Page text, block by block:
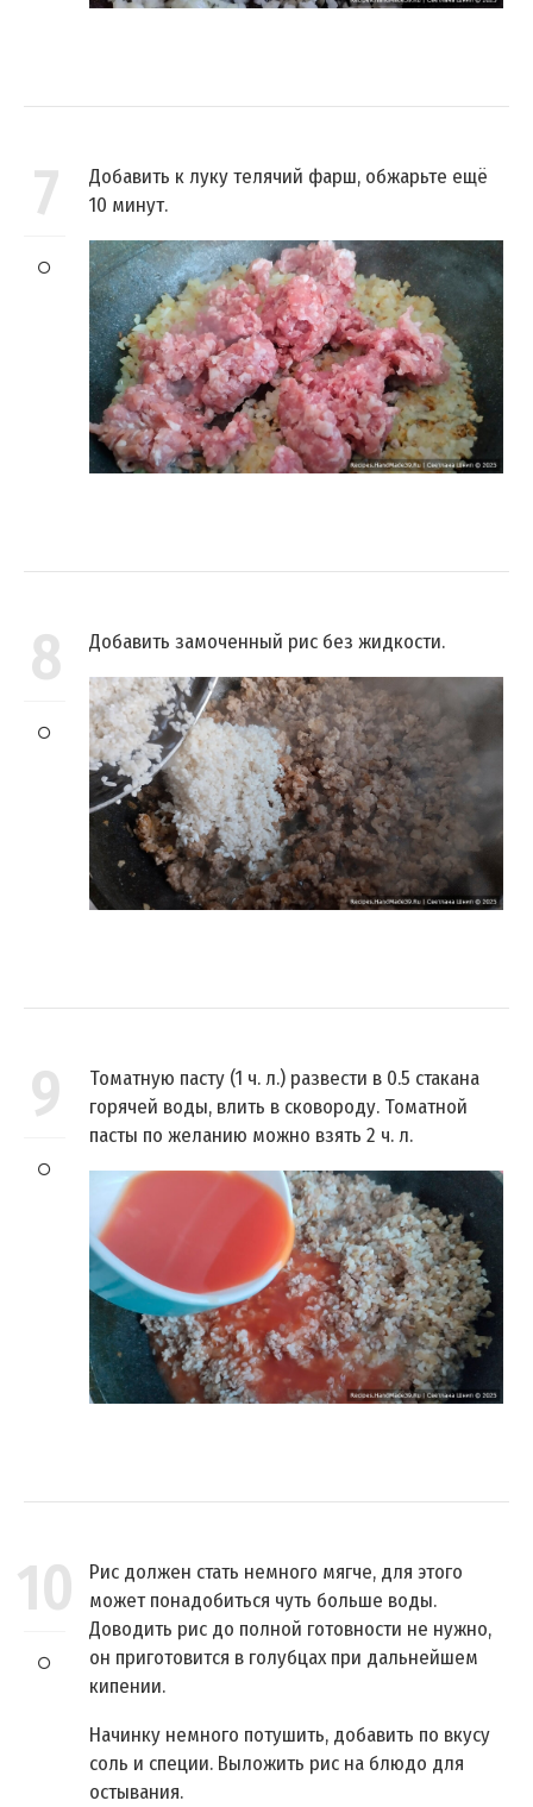
7
Добавить к луку телячий фарш, обжарьте ещё
10 минут.
8 Добавить замоченный рис без жидкости.
9
Томатную пасту (1 ч. л.) развести в 0.5 стакана
горячей воды, влить в сковороду. Томатной
пасты по желанию можно взять 2 ч. л.
10
Рис должен стать немного мягче, для этого
может понадобиться чуть больше воды.
Доводить рис до полной готовности не нужно,
он приготовится в голубцах при дальнейшем
кипении.
Начинку немного потушить, добавить по вкусу
соль и специи. Выложить рис на блюдо для
остывания.